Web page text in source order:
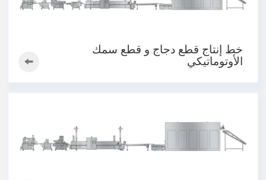
خط إنتاج قطع دجاج و قطع سمك
الأوتوماتيكي